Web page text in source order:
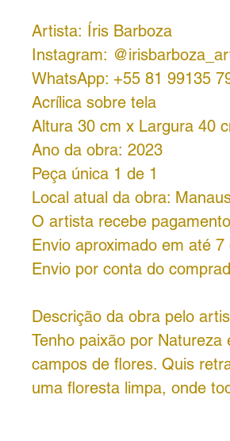
Artista: Íris Barboza
Instagram:
WhatsApp: +55 81 99135
Acrílica sobre tela
Altura 30 cm x Largura 40
Ano da obra: 2023
Peça única 1 de 1
Local atual da obra:
O artista recebe
Envio aproximado em até 7
Envio por conta do
Descrição da obra pelo
Tenho paixão por
campos de flores. Quis
uma floresta limpa, onde